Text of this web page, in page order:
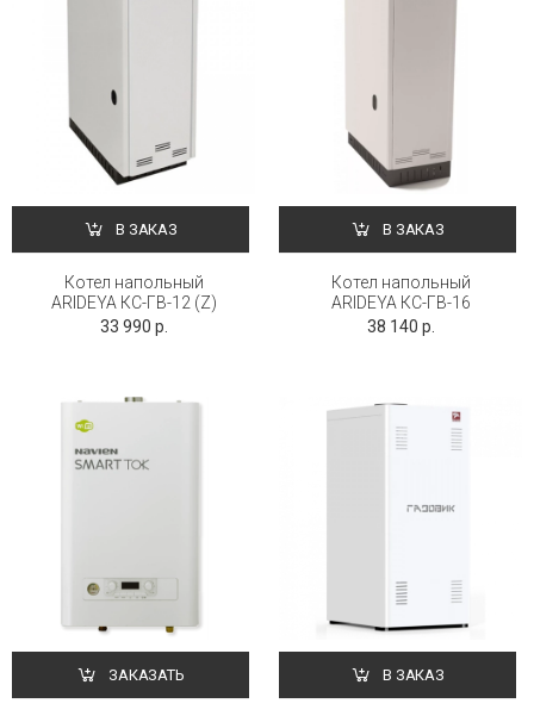
В ЗАКАЗ
Котел напольный
ARIDEYA КС-ГВ-12 (Z)
33 990 р.
В ЗАКАЗ
Котел напольный
ARIDEYA КС-ГВ-16
38 140 р.
ЗАКАЗАТЬ В ЗАКАЗ